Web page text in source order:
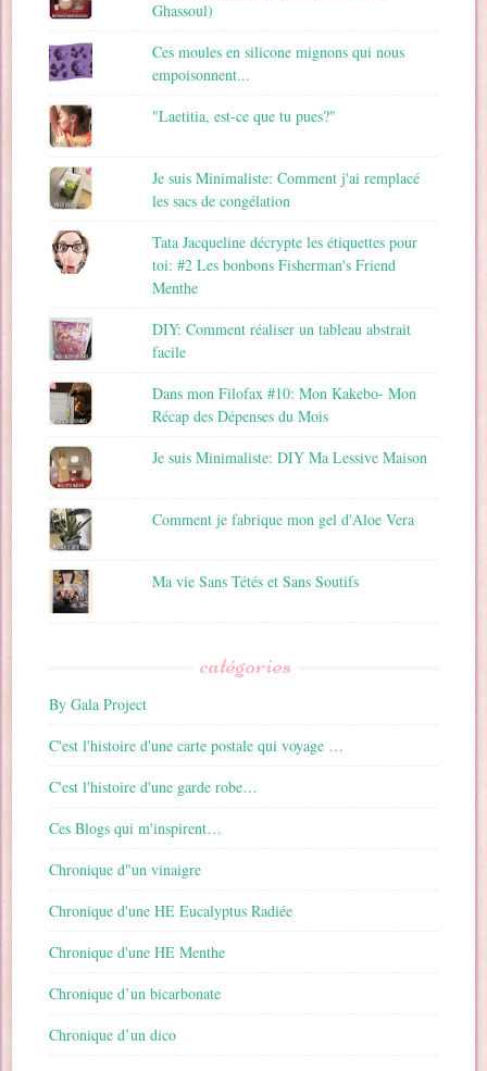
Ghassoul)
Ces moules en silicone mignons qui nous
empoisonnent...
"Laetitia, est-ce que tu pues?"
Je suis Minimaliste: Comment j'ai remplacé
les sacs de congélation
Tata Jacqueline décrypte les étiquettes pour
toi: #2 Les bonbons Fisherman's Friend
Menthe
DIY: Comment réaliser un tableau abstrait
facile
Dans mon Filofax #10: Mon Kakebo- Mon
Récap des Dépenses du Mois
Je suis Minimaliste: DIY Ma Lessive Maison
Comment je fabrique mon gel d'Aloe Vera
Ma vie Sans Tétés et Sans Soutifs
catégories
By Gala Project
C'est l'histoire d'une carte postale qui voyage …
C'est l'histoire d'une garde robe…
Ces Blogs qui m'inspirent…
Chronique d"un vinaigre
Chronique d'une HE Eucalyptus Radiée
Chronique d'une HE Menthe
Chronique d’un bicarbonate
Chronique d’un dico